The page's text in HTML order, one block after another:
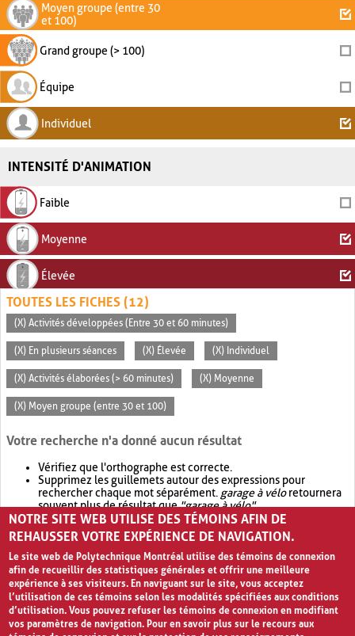
Moyen groupe (entre 30
et 100)
Grand groupe (> 100)
Équipe
Individuel
INTENSITÉ D'ANIMATION
Faible
Moyenne
Élevée
TOUTES LES FICHES (12)
(X) Activités développées (Entre 30 et 60 minutes)
(X) En plusieurs séances (X) Élevée (X) Individuel
(X) Activités élaborées (> 60 minutes) (X) Moyenne
(X) Moyen groupe (entre 30 et 100)
Votre recherche n'a donné aucun résultat
Vérifiez que l'orthographe est correcte.
Supprimez les guillemets autour des expressions pour
rechercher chaque mot séparément. garage à véloretournera
souvent plus de résultat que"garage à vélo".
Envisagez d'élargir votre recherche avec OR.garage OR vélo
retournera souvent plus de résultat quegarage à vélo
NOTRE SITE WEB UTILISE DES TÉMOINS AFIN DE
REHAUSSER VOTRE EXPÉRIENCE DE NAVIGATION.
Le site web de Polytechnique Montréal utilise des témoins de connexion
afin de recueillir des statistiques générales et offrir une meilleure
expérience à ses visiteurs. En naviguant sur le site, vous acceptez
l’utilisation de ces témoins selon les modalités spécifiées aux conditions
d’utilisation. Vous pouvez refuser les témoins de connexion en modifiant
vos paramètres de navigation. Pour en savoir plus sur le recours aux